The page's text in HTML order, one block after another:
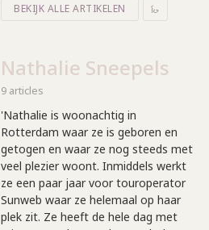
BEKIJK ALLE ARTIKELEN
Nathalie Sneepels
9 articles
'Nathalie is woonachtig in
Rotterdam waar ze is geboren en
getogen en waar ze nog steeds met
veel plezier woont. Inmiddels werkt
ze een paar jaar voor touroperator
Sunweb waar ze helemaal op haar
plek zit. Ze heeft de hele dag met